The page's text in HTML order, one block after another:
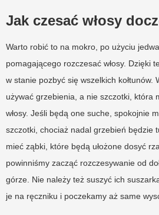
Jak czesać włosy
Warto robić to na mokro, po użyciu
pomagającego rozczesać włosy. Dzięki
w stanie pozbyć się wszelkich kołtunów.
używać grzebienia, a nie szczotki, która
włosy. Jeśli będą one suche, spokojnie
szczotki, chociaż nadal grzebień będzie
mieć ząbki, które będą ułożone dosyć
powinniśmy zacząć rozczesywanie od
górze. Nie należy też suszyć ich
je na ręczniku i poczekamy aż same